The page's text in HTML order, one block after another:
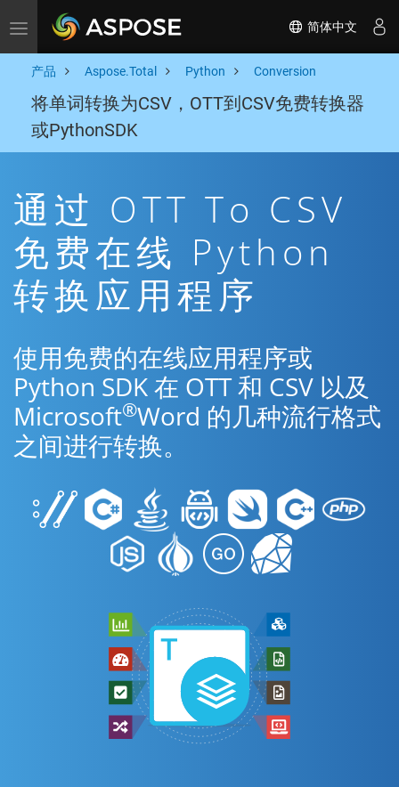
Toggle navigation 简体中文
产品 Aspose.Total Python Conversion
将单词转换为CSV，OTT到CSV免费转换器
或PythonSDK
通过 OTT To CSV
免费在线 Python
转换应用程序
使用免费的在线应用程序或
Python SDK 在 OTT 和 CSV 以及
Microsoft®Word 的几种流行格式
之间进行转换。